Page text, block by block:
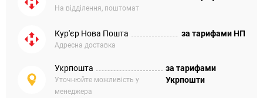
На відділення, поштомат
Кур'єр Нова Пошта
Адресна доставка
за тарифами НП
Укрпошта
Уточнюйте можливість у
менеджера
за тарифами
Укрпошти